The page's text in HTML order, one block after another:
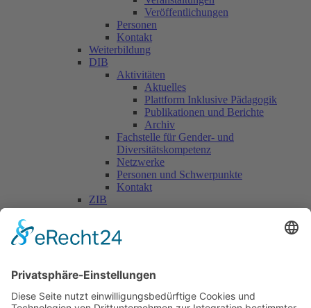
Veröffentlichungen
Personen
Kontakt
Weiterbildung
DIB
Aktivitäten
Aktuelles
Plattform Inklusive Pädagogik
Publikationen und Berichte
Archiv
Fachstelle für Gender- und
Diversitätskompetenz
Netzwerke
Personen und Schwerpunkte
Kontakt
ZIB
Päd. Praktische Studien
Personen
Nationale Kooperationen
L.E.V.